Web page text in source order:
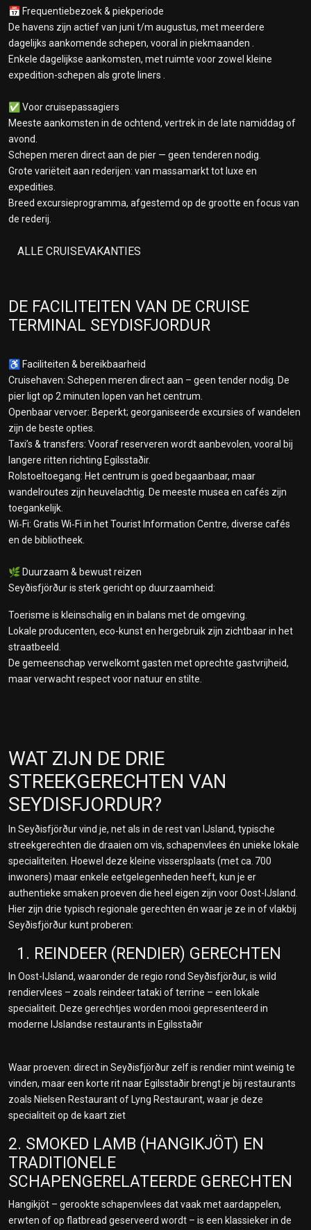
📅 Frequentiebezoek & piekperiode
De havens zijn actief van juni t/m augustus, met meerdere
dagelijks aankomende schepen, vooral in piekmaanden .
Enkele dagelijkse aankomsten, met ruimte voor zowel kleine
expedition-schepen als grote liners .
✅ Voor cruisepassagiers
Meeste aankomsten in de ochtend, vertrek in de late namiddag of
avond.
Schepen meren direct aan de pier — geen tenderen nodig.
Grote variëteit aan rederijen: van massamarkt tot luxe en
expedities.
Breed excursieprogramma, afgestemd op de grootte en focus van
de rederij.
ALLE CRUISEVAKANTIES
DE FACILITEITEN VAN DE CRUISE
TERMINAL SEYDISFJORDUR
♿ Faciliteiten & bereikbaarheid
Cruisehaven: Schepen meren direct aan – geen tender nodig. De
pier ligt op 2 minuten lopen van het centrum.
Openbaar vervoer: Beperkt; georganiseerde excursies of wandelen
zijn de beste opties.
Taxi’s & transfers: Vooraf reserveren wordt aanbevolen, vooral bij
langere ritten richting Egilsstaðir.
Rolstoeltoegang: Het centrum is goed begaanbaar, maar
wandelroutes zijn heuvelachtig. De meeste musea en cafés zijn
toegankelijk.
Wi‑Fi: Gratis Wi‑Fi in het Tourist Information Centre, diverse cafés
en de bibliotheek.
🌿 Duurzaam & bewust reizen
Seyðisfjörður is sterk gericht op duurzaamheid:
Toerisme is kleinschalig en in balans met de omgeving.
Lokale producenten, eco-kunst en hergebruik zijn zichtbaar in het
straatbeeld.
De gemeenschap verwelkomt gasten met oprechte gastvrijheid,
maar verwacht respect voor natuur en stilte.
WAT ZIJN DE DRIE
STREEKGERECHTEN VAN
SEYDISFJORDUR?
In Seyðisfjörður vind je, net als in de rest van IJsland, typische
streekgerechten die draaien om vis, schapenvlees én unieke lokale
specialiteiten. Hoewel deze kleine vissersplaats (met ca. 700
inwoners) maar enkele eetgelegenheden heeft, kun je er
authentieke smaken proeven die heel eigen zijn voor Oost-IJsland.
Hier zijn drie typisch regionale gerechten én waar je ze in of vlakbij
Seyðisfjörður kunt proberen:
1. REINDEER (RENDIER) GERECHTEN
In Oost-IJsland, waaronder de regio rond Seyðisfjörður, is wild
rendiervlees – zoals reindeer tataki of terrine – een lokale
specialiteit. Deze gerechtjes worden mooi gepresenteerd in
moderne IJslandse restaurants in Egilsstaðir
Waar proeven: direct in Seyðisfjörður zelf is rendier mint weinig te
vinden, maar een korte rit naar Egilsstaðir brengt je bij restaurants
zoals Nielsen Restaurant of Lyng Restaurant, waar je deze
specialiteit op de kaart ziet
2. SMOKED LAMB (HANGIKJÖT) EN
TRADITIONELE
SCHAPENGERELATEERDE GERECHTEN
Hangikjöt – gerookte schapenvlees dat vaak met aardappelen,
erwten of op flatbread geserveerd wordt – is een klassieker in de